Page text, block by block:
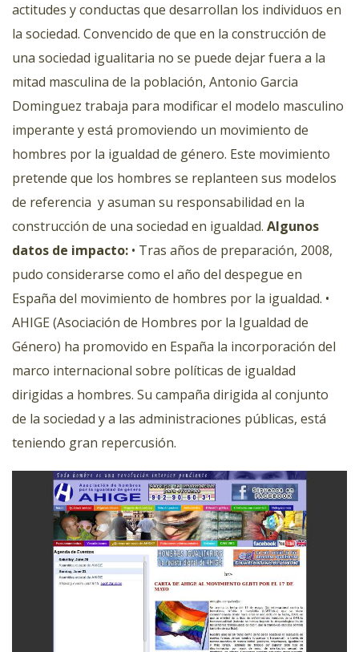
actitudes y conductas que desarrollan los individuos en
la sociedad. Convencido de que en la construcción de
una sociedad igualitaria no se puede dejar fuera a la
mitad masculina de la población, Antonio Garcia
Dominguez trabaja para modificar el modelo masculino
imperante y está promoviendo un movimiento de
hombres por la igualdad de género. Este movimiento
pretende que los hombres se replanteen sus modelos
de referencia y asuman su responsabilidad en la
construcción de una sociedad en igualdad. Algunos
datos de impacto: • Tras años de preparación, 2008,
pudo considerarse como el año del despegue en
España del movimiento de hombres por la igualdad. •
AHIGE (Asociación de Hombres por la Igualdad de
Género) ha promovido en España la incorporación del
marco internacional sobre políticas de igualdad
dirigidas a hombres. Su campaña dirigida al conjunto
de la sociedad y a las administraciones públicas, está
teniendo gran repercusión.